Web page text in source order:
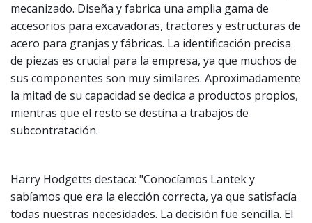
mecanizado. Diseña y fabrica una amplia gama de
accesorios para excavadoras, tractores y estructuras de
acero para granjas y fábricas. La identificación precisa
de piezas es crucial para la empresa, ya que muchos de
sus componentes son muy similares. Aproximadamente
la mitad de su capacidad se dedica a productos propios,
mientras que el resto se destina a trabajos de
subcontratación.
Harry Hodgetts destaca: "Conocíamos Lantek y
sabíamos que era la elección correcta, ya que satisfacía
todas nuestras necesidades. La decisión fue sencilla. El